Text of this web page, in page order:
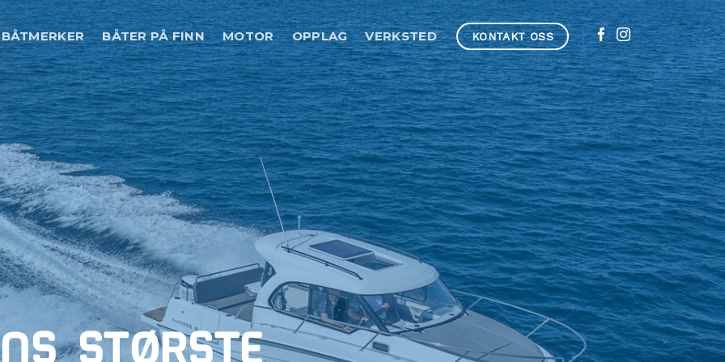
BÅTMERKER BÅTER PÅ FINN MOTOR OPPLAG VERKSTED KONTAKT OSS
STØRSTE